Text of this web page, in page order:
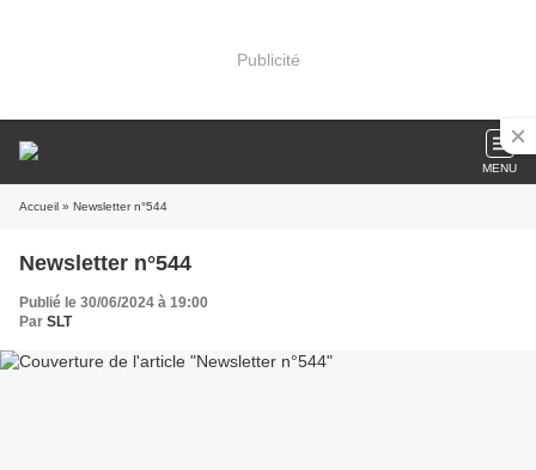
Publicité
MENU
Accueil » Newsletter n°544
Newsletter n°544
Publié le 30/06/2024 à 19:00
Par SLT